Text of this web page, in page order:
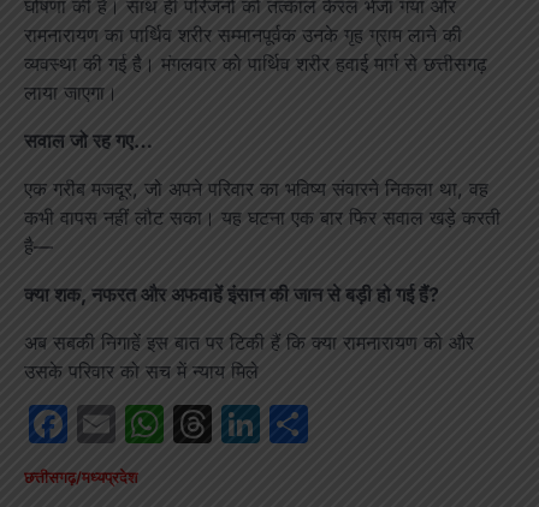
घोषणा की है। साथ ही परिजनों को तत्काल केरल भेजा गया और
रामनारायण का पार्थिव शरीर सम्मानपूर्वक उनके गृह ग्राम लाने की
व्यवस्था की गई है। मंगलवार को पार्थिव शरीर हवाई मार्ग से छत्तीसगढ़
लाया जाएगा।
सवाल जो रह गए…
एक गरीब मजदूर, जो अपने परिवार का भविष्य संवारने निकला था, वह
कभी वापस नहीं लौट सका। यह घटना एक बार फिर सवाल खड़े करती
है—
क्या शक, नफरत और अफवाहें इंसान की जान से बड़ी हो गई हैं?
अब सबकी निगाहें इस बात पर टिकी हैं कि क्या रामनारायण को और
उसके परिवार को सच में न्याय मिले
Facebook
EmailWhatsApp
Threads
LinkedIn
छत्तीसगढ़/मध्यप्रदेश